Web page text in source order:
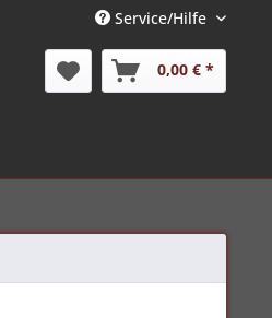
Service/Hilfe
0,00 € *